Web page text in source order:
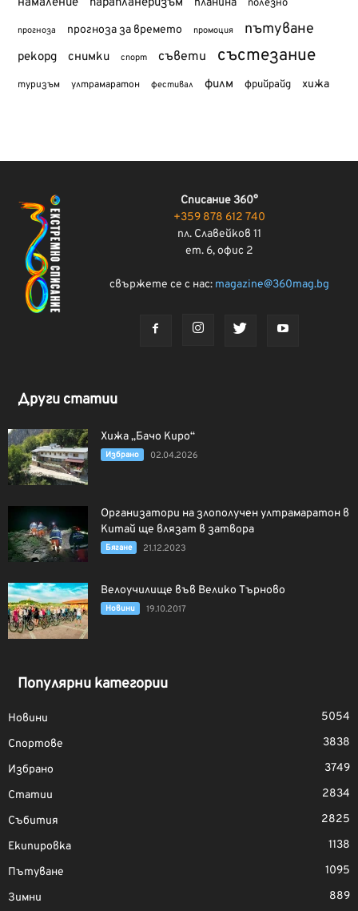
планина полезно
прогноза прогноза за времето промоция пътуване
рекорд снимки спорт съвети състезание
туризъм ултрамаратон фестивал филм фрийрайд хижа
Списание 360°
+359 878 612 740
пл. Славейков 11
ет. 6, офис 2
свържете се с нас: magazine@360mag.bg
Други статии
Хижа „Бачо Киро“
Избрано 02.04.2026
Организатори на злополучен ултрамаратон в
Китай ще влязат в затвора
Бягане 21.12.2023
Велоучилище във Велико Търново
Новини 19.10.2017
Популярни категории
Новини
5054
Спортове
3838
Избрано
3749
Статии
2834
Събития
2825
Екипировка
1138
Пътуване
1095
Зимни
889